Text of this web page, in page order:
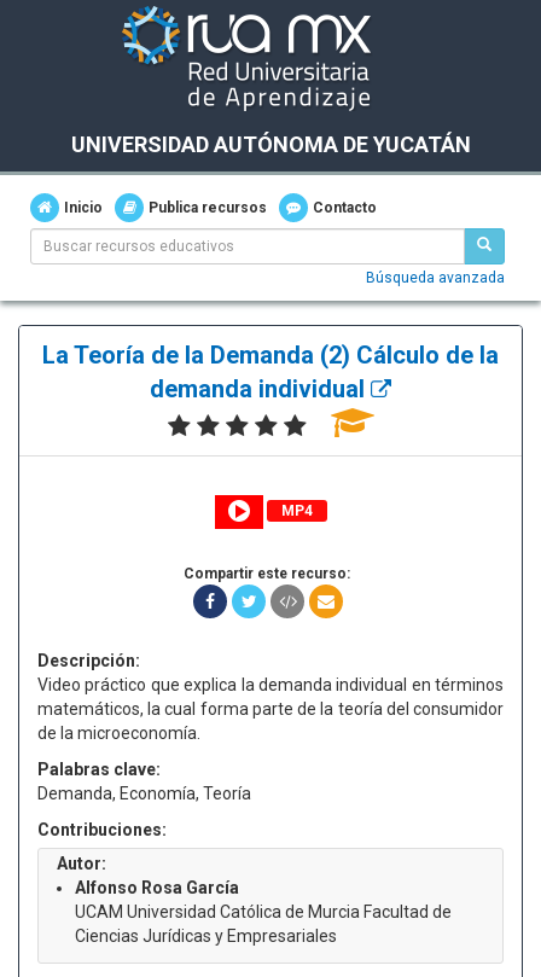
UNIVERSIDAD AUTÓNOMA DE YUCATÁN
Inicio Publica recursos Contacto
Búsqueda avanzada
La Teoría de la Demanda (2) Cálculo de la
demanda individual
MP4
Compartir este recurso:
Descripción:
Video práctico que explica la demanda individual en términos
matemáticos, la cual forma parte de la teoría del consumidor
de la microeconomía.
Palabras clave:
Demanda, Economía, Teoría
Contribuciones:
Autor:
Alfonso Rosa García
UCAM Universidad Católica de Murcia Facultad de
Ciencias Jurídicas y Empresariales